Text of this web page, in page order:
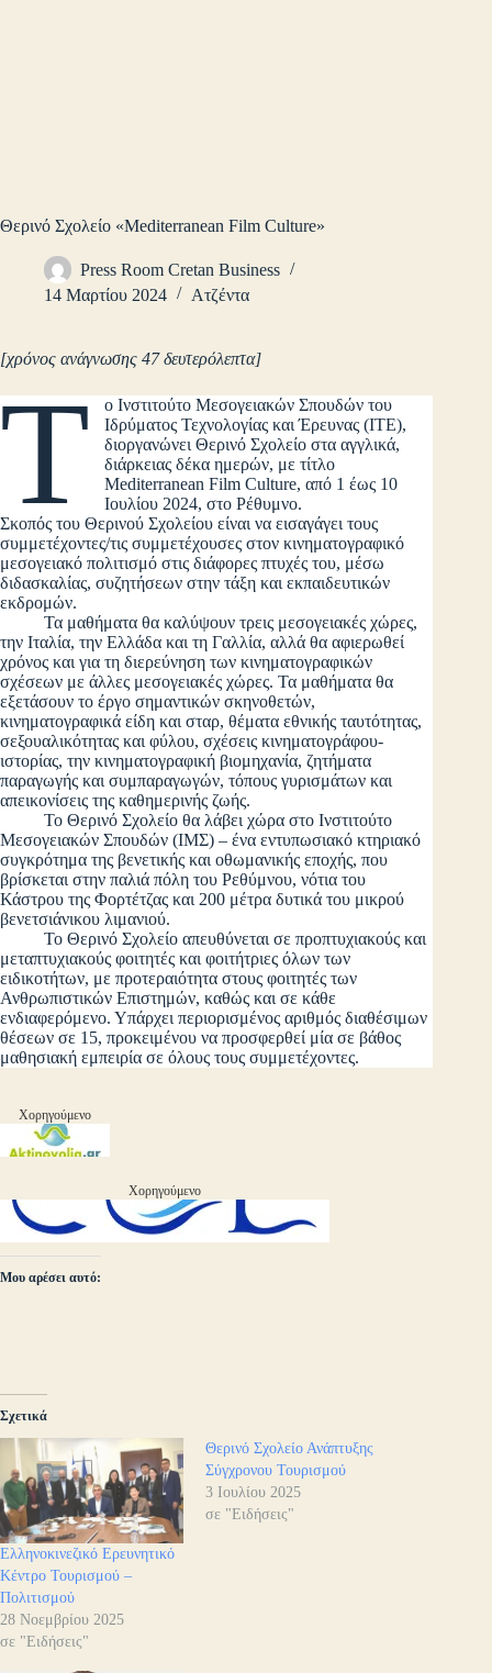
Θερινό Σχολείο «Mediterranean Film Culture»
Press Room Cretan Business
14 Μαρτίου 2024
Ατζέντα
[χρόνος ανάγνωσης 47 δευτερόλεπτα]
Τ
ο Ινστιτούτο Μεσογειακών Σπουδών του
Ιδρύματος Τεχνολογίας και Έρευνας (ITE),
διοργανώνει Θερινό Σχολείο στα αγγλικά,
διάρκειας δέκα ημερών, με τίτλο
Mediterranean Film Culture, από 1 έως 10
Ιουλίου 2024, στο Ρέθυμνο.
Σκοπός του Θερινού Σχολείου είναι να εισαγάγει τους
συμμετέχοντες/τις συμμετέχουσες στον κινηματογραφικό
μεσογειακό πολιτισμό στις διάφορες πτυχές του, μέσω
διδασκαλίας, συζητήσεων στην τάξη και εκπαιδευτικών
εκδρομών.
Τα μαθήματα θα καλύψουν τρεις μεσογειακές χώρες,
την Ιταλία, την Ελλάδα και τη Γαλλία, αλλά θα αφιερωθεί
χρόνος και για τη διερεύνηση των κινηματογραφικών
σχέσεων με άλλες μεσογειακές χώρες. Τα μαθήματα θα
εξετάσουν το έργο σημαντικών σκηνοθετών,
κινηματογραφικά είδη και σταρ, θέματα εθνικής ταυτότητας,
σεξουαλικότητας και φύλου, σχέσεις κινηματογράφου-
ιστορίας, την κινηματογραφική βιομηχανία, ζητήματα
παραγωγής και συμπαραγωγών, τόπους γυρισμάτων και
απεικονίσεις της καθημερινής ζωής.
Το Θερινό Σχολείο θα λάβει χώρα στο Ινστιτούτο
Μεσογειακών Σπουδών (ΙΜΣ) – ένα εντυπωσιακό κτηριακό
συγκρότημα της βενετικής και οθωμανικής εποχής, που
βρίσκεται στην παλιά πόλη του Ρεθύμνου, νότια του
Κάστρου της Φορτέτζας και 200 μέτρα δυτικά του μικρού
βενετσιάνικου λιμανιού.
Το Θερινό Σχολείο απευθύνεται σε προπτυχιακούς και
μεταπτυχιακούς φοιτητές και φοιτήτριες όλων των
ειδικοτήτων, με προτεραιότητα στους φοιτητές των
Ανθρωπιστικών Επιστημών, καθώς και σε κάθε
ενδιαφερόμενο. Υπάρχει περιορισμένος αριθμός διαθέσιμων
θέσεων σε 15, προκειμένου να προσφερθεί μία σε βάθος
μαθησιακή εμπειρία σε όλους τους συμμετέχοντες.
Χορηγούμενο
Χορηγούμενο
Μου αρέσει αυτό:
Σχετικά
Ελληνοκινεζικό Ερευνητικό
Κέντρο Τουρισμού –
Πολιτισμού
28 Νοεμβρίου 2025
σε "Ειδήσεις"
Θερινό Σχολείο Ανάπτυξης
Σύγχρονου Τουρισμού
3 Ιουλίου 2025
σε "Ειδήσεις"